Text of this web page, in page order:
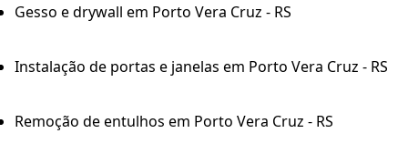
Gesso e drywall em Porto Vera Cruz - RS
Instalação de portas e janelas em Porto Vera Cruz - RS
Remoção de entulhos em Porto Vera Cruz - RS